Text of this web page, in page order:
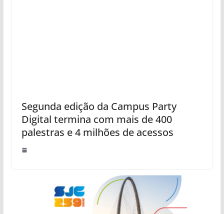
Segunda edição da Campus Party
Digital termina com mais de 400
palestras e 4 milhões de acessos